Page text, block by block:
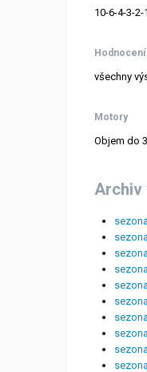
10-6-4-3-2-1
Hodnocení
všechny
Motory
Objem do
Archiv